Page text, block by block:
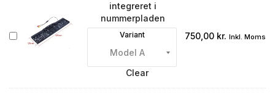
Bakkamera
integreret
integreret i
nummerpladen
Variant
Clear
750,00 kr. Inkl. Moms